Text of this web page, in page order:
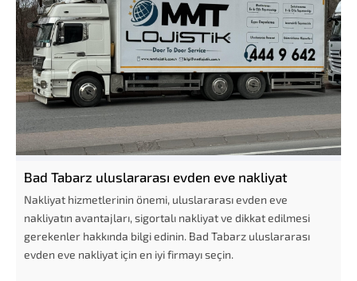
Bad Tabarz uluslararası evden eve nakliyat
Nakliyat hizmetlerinin önemi, uluslararası evden eve
nakliyatın avantajları, sigortalı nakliyat ve dikkat edilmesi
gerekenler hakkında bilgi edinin. Bad Tabarz uluslararası
evden eve nakliyat için en iyi firmayı seçin.